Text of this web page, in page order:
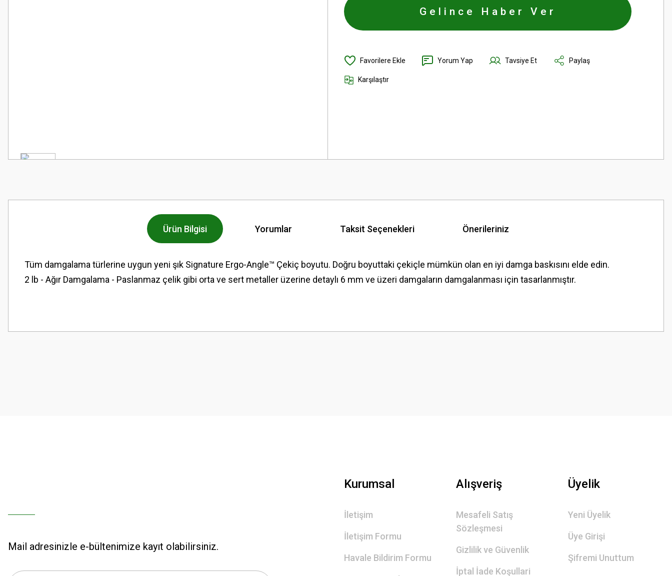
Gelince Haber Ver
Yorum Yap Tavsiye Et Paylaş
Karşılaştır
Ürün Bilgisi Yorumlar Taksit Seçenekleri Önerileriniz
Tüm damgalama türlerine uygun yeni şık Signature Ergo-Angle™ Çekiç boyutu. Doğru boyuttaki çekiçle mümkün olan en iyi damga baskısını elde edin.
2 lb - Ağır Damgalama - Paslanmaz çelik gibi orta ve sert metaller üzerine detaylı 6 mm ve üzeri damgaların damgalanması için tasarlanmıştır.
Görüş ve önerileriniz için teşekkür ederiz.
Mail adresinizle e-bültenimize kayıt olabilirsiniz.
Kurumsal
İletişim
İletişim Formu
Havale Bildirim Formu
Alışveriş
Mesafeli Satış
Sözleşmesi
Gizlilik ve Güvenlik
İptal İade Koşullari
Üyelik
Yeni Üyelik
Üye Girişi
Şifremi Unuttum